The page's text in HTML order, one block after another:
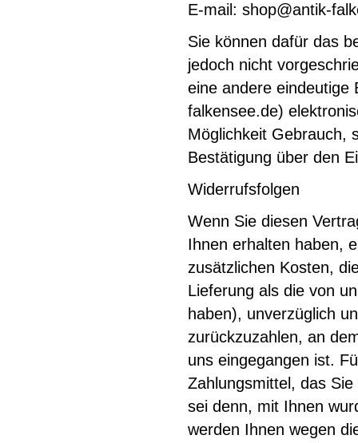
E-mail: shop@antik-
Sie können dafür das
jedoch nicht
eine andere eindeutige
falkensee.de)
Möglichkeit Gebrauch,
Bestätigung über den
Widerrufsfolgen
Wenn Sie diesen
Ihnen erhalten haben,
zusätzlichen Kosten,
Lieferung als die von
haben), unverzüglich
zurückzuzahlen, an
uns eingegangen ist.
Zahlungsmittel, das
sei denn, mit Ihnen
werden Ihnen wegen